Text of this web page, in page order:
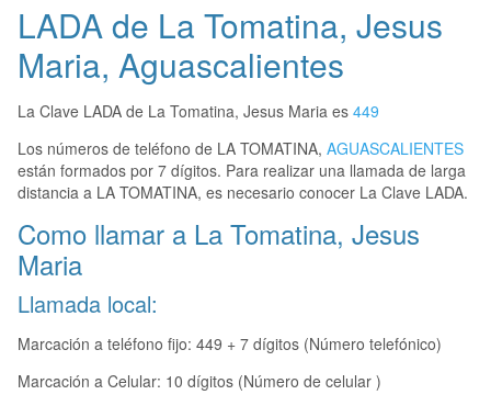
LADA de La Tomatina, Jesus
Maria, Aguascalientes
La Clave LADA de La Tomatina, Jesus Maria es 449
Los números de teléfono de LA TOMATINA, AGUASCALIENTES
están formados por 7 dígitos. Para realizar una llamada de larga
distancia a LA TOMATINA, es necesario conocer La Clave LADA.
Como llamar a La Tomatina, Jesus
Maria
Llamada local:
Marcación a teléfono fijo: 449 + 7 dígitos (Número telefónico)
Marcación a Celular: 10 dígitos (Número de celular )